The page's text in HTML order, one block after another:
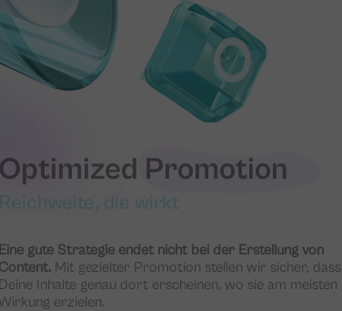
Eine gute Strategie endet nicht bei der Erstellung von
Content. Mit gezielter Promotion stellen wir sicher, dass
Deine Inhalte genau dort erscheinen, wo sie am meisten
Wirkung erzielen.
Optimized Promotion
Reichweite, die wirkt